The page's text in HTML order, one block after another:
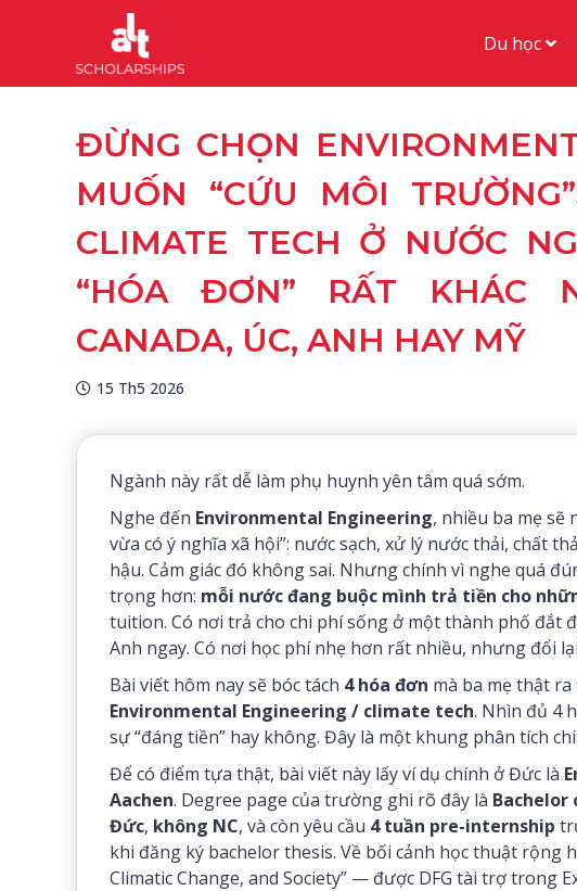
Du học
ĐỪNG CHỌN
MUỐN “CỨU MÔI
CLIMATE TECH Ở NƯỚC
“HÓA ĐƠN” RẤT KHÁC
CANADA, ÚC, ANH HAY MỸ
15 Th5 2026
Ngành này rất dễ làm phụ huynh yên tâm quá sớm.
Nghe đến Environmental Engineering, nhiều ba mẹ sẽ
vừa có ý nghĩa xã hội”: nước sạch, xử lý nước thải, chất
hậu. Cảm giác đó không sai. Nhưng chính vì nghe quá
trọng hơn: mỗi nước đang buộc mình trả tiền cho
tuition. Có nơi trả cho chi phí sống ở một thành phố đắt
Anh ngay. Có nơi học phí nhẹ hơn rất nhiều, nhưng đổi
Bài viết hôm nay sẽ bóc tách 4 hóa đơn mà ba mẹ thật
Environmental Engineering / climate tech. Nhìn đủ 4
sự “đáng tiền” hay không. Đây là một khung phân tích
Để có điểm tựa thật, bài viết này lấy ví dụ chính ở Đức là
Aachen. Degree page của trường ghi rõ đây là Bachelor
Đức, không NC, và còn yêu cầu 4 tuần pre-internship
khi đăng ký bachelor thesis. Về bối cảnh học thuật rộng
Climatic Change, and Society” — được DFG tài trợ trong